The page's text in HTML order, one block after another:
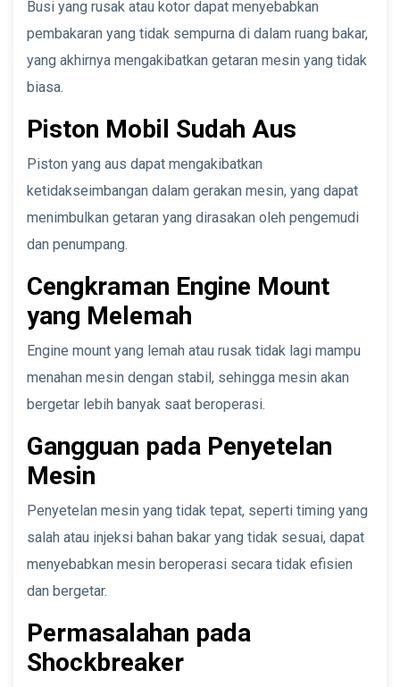
Busi yang rusak atau kotor dapat menyebabkan
pembakaran yang tidak sempurna di dalam ruang bakar,
yang akhirnya mengakibatkan getaran mesin yang tidak
biasa.
Piston Mobil Sudah Aus
Piston yang aus dapat mengakibatkan
ketidakseimbangan dalam gerakan mesin, yang dapat
menimbulkan getaran yang dirasakan oleh pengemudi
dan penumpang.
Cengkraman Engine Mount
yang Melemah
Engine mount yang lemah atau rusak tidak lagi mampu
menahan mesin dengan stabil, sehingga mesin akan
bergetar lebih banyak saat beroperasi.
Gangguan pada Penyetelan
Mesin
Penyetelan mesin yang tidak tepat, seperti timing yang
salah atau injeksi bahan bakar yang tidak sesuai, dapat
menyebabkan mesin beroperasi secara tidak efisien
dan bergetar.
Permasalahan pada
Shockbreaker